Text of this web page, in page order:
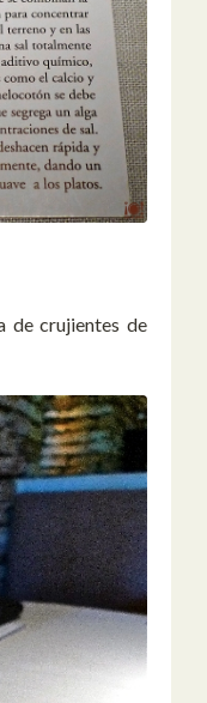
de crujientes de